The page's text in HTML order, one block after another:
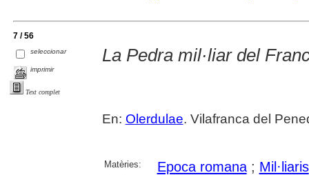
7 / 56
seleccionar
imprimir
Text complet
La Pedra mil·liar del
En: Olerdulae. Vilafranca del
Matèries: Epoca romana; Mil·liaris